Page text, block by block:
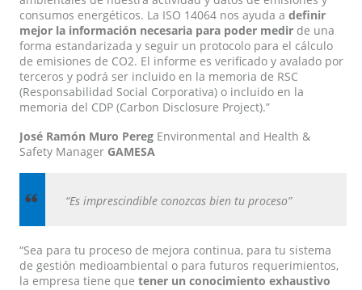
consumos energéticos. La ISO 14064 nos ayuda adefinir
mejor la información necesaria para poder medir de una
forma estandarizada y seguir un protocolo para el cálculo
de emisiones de CO2. El informe es verificado y avalado por
terceros y podrá ser incluido en la memoria de RSC
(Responsabilidad Social Corporativa) o incluido en la
memoria del CDP (Carbon Disclosure Project).”
José Ramón Muro Pereg Environmental and Health &
Safety Manager GAMESA
“Es imprescindible conozcas bien tu proceso”
“Sea para tu proceso de mejora continua, para tu sistema
de gestión medioambiental o para futuros requerimientos,
la empresa tiene quetener un conocimiento exhaustivo